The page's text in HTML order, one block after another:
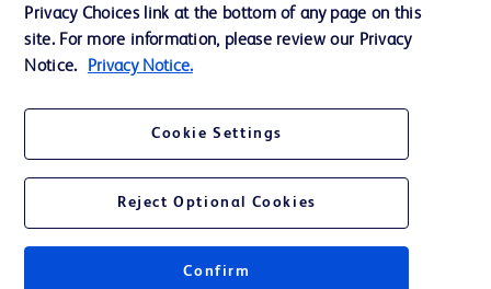
Conditions d’utilisation
Accessibilité du site Web
© 2026 BD. Tous droits réservés. BD et le logo de BD sont des marques
commerciales de Becton, Dickinson and Company. Toutes les autres
marques appartiennent à leurs propriétaires respectifs.
Privacy Choices link at the bottom of any page on this
site. For more information, please review our Privacy
Notice.
Privacy Notice.
Cookie Settings
Reject Optional Cookies
Confirm